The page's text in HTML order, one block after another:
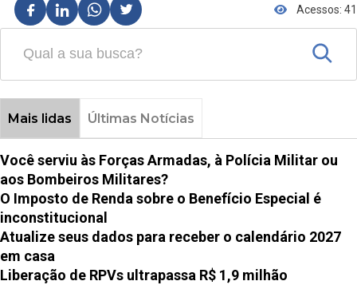
Acessos: 41
Mais lidas Últimas Notícias
Você serviu às Forças Armadas, à Polícia Militar ou
aos Bombeiros Militares?
O Imposto de Renda sobre o Benefício Especial é
inconstitucional
Atualize seus dados para receber o calendário 2027
em casa
Liberação de RPVs ultrapassa R$ 1,9 milhão